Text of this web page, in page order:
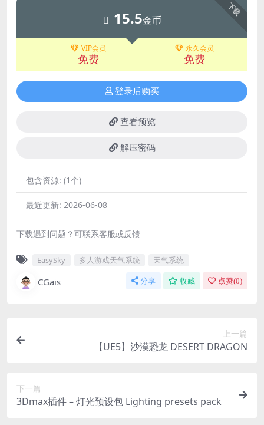
下载
15.5金币
VIP会员
免费
永久会员
免费
登录后购买
查看预览
解压密码
包含资源: (1个)
最近更新: 2026-06-08
下载遇到问题？可联系客服或反馈
EasySky 多人游戏天气系统 天气系统
CGais 分享 收藏 点赞(0)
上一篇
【UE5】沙漠恐龙 DESERT DRAGON
下一篇
3Dmax插件 – 灯光预设包 Lighting presets pack